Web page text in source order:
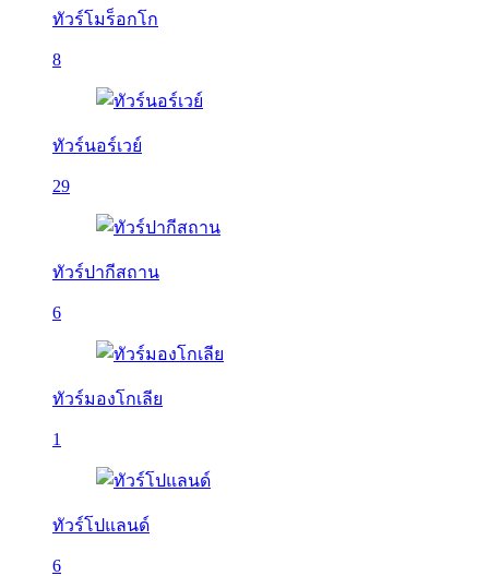
ทัวร์โมร็อกโก
8
ทัวร์นอร์เวย์
29
ทัวร์ปากีสถาน
6
ทัวร์มองโกเลีย
1
ทัวร์โปแลนด์
6